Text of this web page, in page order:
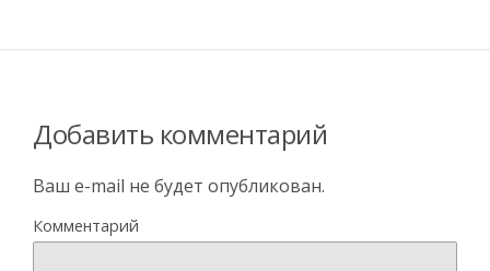
Добавить комментарий
Ваш e-mail не будет опубликован.
Комментарий